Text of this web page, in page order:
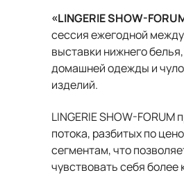
«LINGERIE SHOW-
сессия ежегодной
выставки нижнего
домашней одежды и
изделий.
LINGERIE SHOW-FORUM
потока, разбитых по
сегментам, что
чувствовать себя более